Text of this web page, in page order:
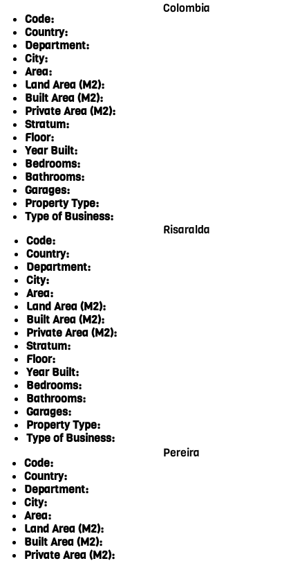
Code:
Country:
Department:
City:
Area:
Land Area (M2):
Built Area (M2):
Private Area (M2):
Stratum:
Floor:
Year Built:
Bedrooms:
Bathrooms:
Garages:
Property Type:
Type of Business:
Colombia
Code:
Country:
Department:
City:
Area:
Land Area (M2):
Built Area (M2):
Private Area (M2):
Stratum:
Floor:
Year Built:
Bedrooms:
Bathrooms:
Garages:
Property Type:
Type of Business:
Risaralda
Code:
Country:
Department:
City:
Area:
Land Area (M2):
Built Area (M2):
Private Area (M2):
Pereira